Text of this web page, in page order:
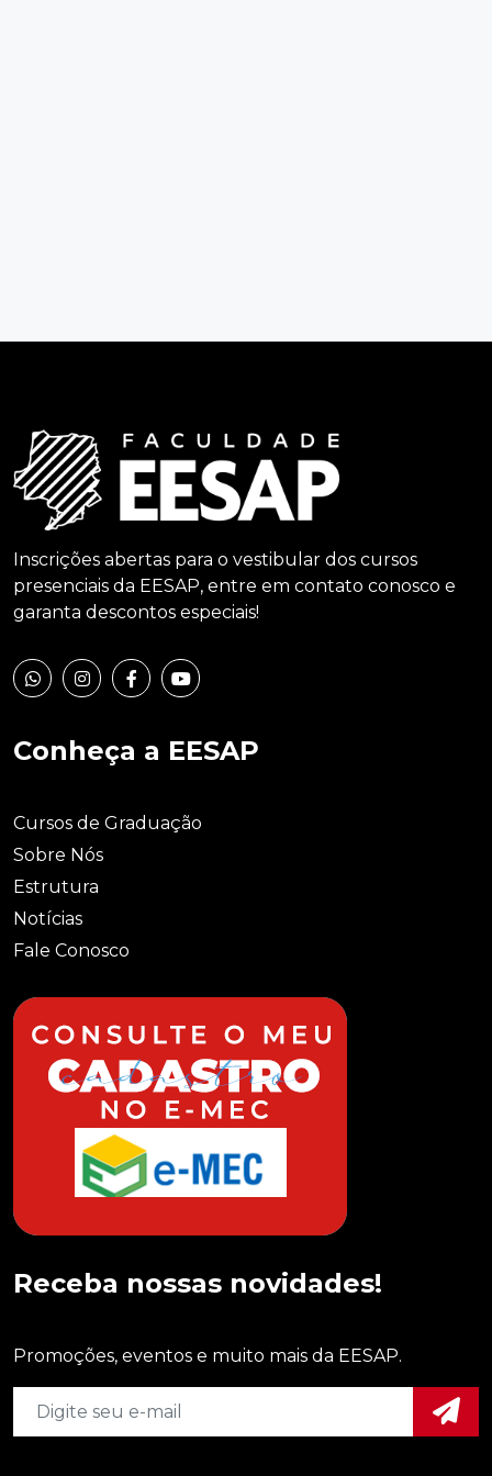
Inscrições abertas para o vestibular dos cursos
presenciais da EESAP, entre em contato conosco e
garanta descontos especiais!
Conheça a EESAP
Cursos de Graduação
Sobre Nós
Estrutura
Notícias
Fale Conosco
Receba nossas novidades!
Promoções, eventos e muito mais da EESAP.